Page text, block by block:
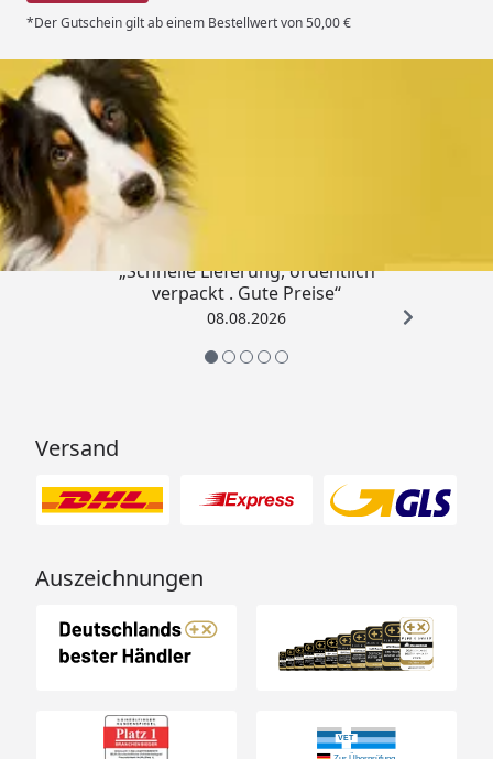
*Der Gutschein gilt ab einem Bestellwert von 50,00 €
Trusted Shops
„Schnelle Lieferung, ordentlich
verpackt . Gute Preise“
08.08.2026
Versand
Auszeichnungen